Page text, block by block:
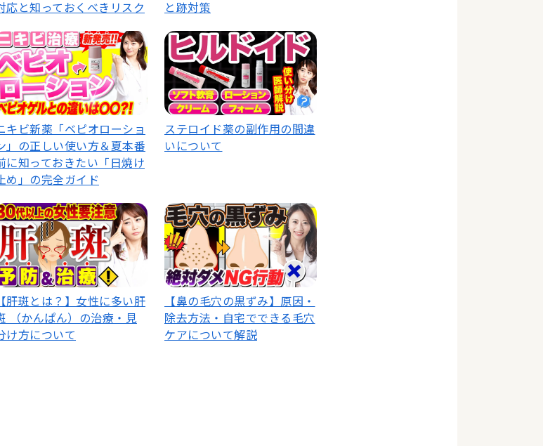
応と知っておくべきリスク
と跡対策
キビ新薬「ベピオローショ
」の正しい使い方＆夏本番
に知っておきたい「日焼け
め」の完全ガイド
ステロイド薬の副作用の間違
いについて
【肝斑とは？】女性に多い肝
（かんぱん）の治療・見
け方について
【鼻の毛穴の黒ずみ】原因・
除去方法・自宅でできる毛穴
ケアについて解説